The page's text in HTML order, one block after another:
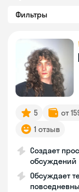
Фильтры
5 от
1 отзыв
Создает
обсуждений
Обсуждает